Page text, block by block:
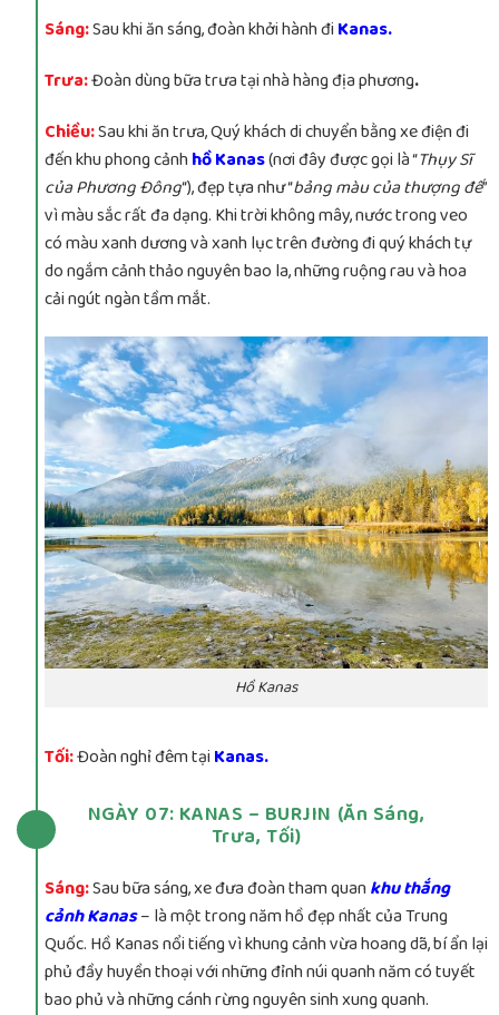
Sáng:Sau khi ăn sáng, đoàn khởi hành đi Kanas.
Trưa:Đoàn dùng bữa trưa tại nhà hàng địa phương.
Chiều:Sau khi ăn trưa, Quý khách di chuyển bằng xe điện đi
đến khu phong cảnhhồ Kanas(nơi đây được gọi là “Thụy Sĩ
của Phương Đông“), đẹp tựa như “bảng màu của thượng đế”
vì màu sắc rất đa dạng. Khi trời không mây, nước trong veo
có màu xanh dương và xanh lục trên đường đi quý khách tự
do ngắm cảnh thảo nguyên bao la, những ruộng rau và hoa
cải ngút ngàn tầm mắt.
Hồ Kanas
Tối:Đoàn nghỉ đêm tại Kanas.
NGÀY 07: KANAS – BURJIN (Ăn Sáng,
Trưa, Tối)
Sáng:Sau bữa sáng, xe đưa đoàn tham quankhu thắng
cảnh Kanas– là một trong năm hồ đẹp nhất của Trung
Quốc. Hồ Kanas nổi tiếng vì khung cảnh vừa hoang dã, bí ẩn lại
phủ đầy huyền thoại với những đỉnh núi quanh năm có tuyết
bao phủ và những cánh rừng nguyên sinh xung quanh.